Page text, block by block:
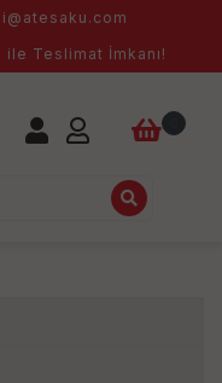
Teslimat İmkanı!